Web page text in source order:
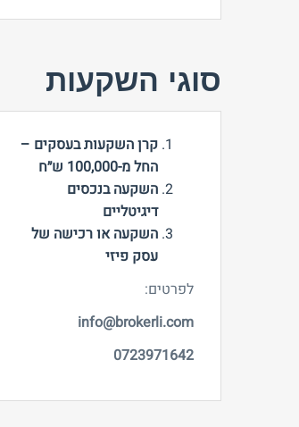
סוגי השקעות
קרן השקעות בעסקים –
החל מ-100,000 ש״ח
השקעה בנכסים
דיגיטליים
השקעה או רכישה של
עסק פיזי
לפרטים:
info@brokerli.com
0723971642